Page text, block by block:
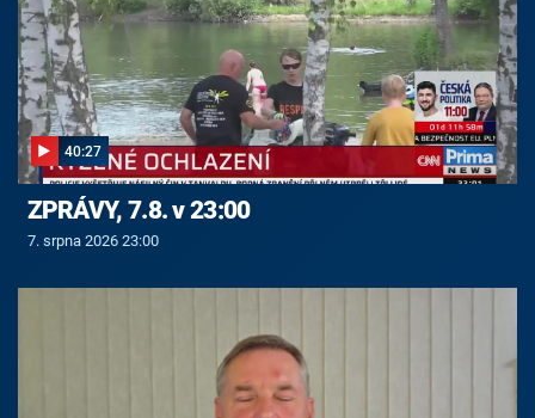
40:27
ZPRÁVY, 7.8. v 23:00
7. srpna 2026 23:00